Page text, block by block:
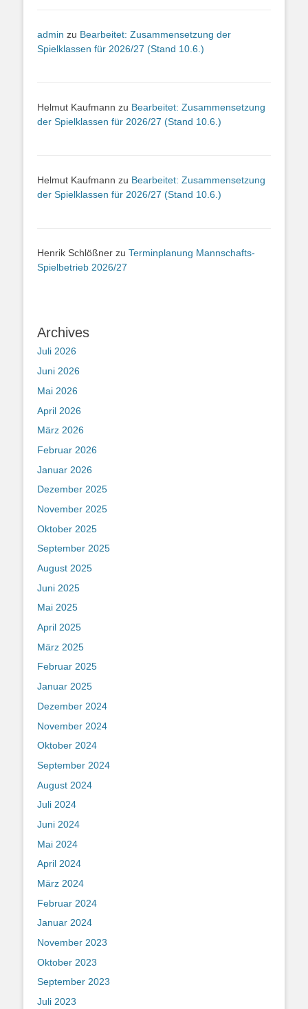
admin zu Bearbeitet: Zusammensetzung der
Spielklassen für 2026/27 (Stand 10.6.)
Helmut Kaufmann zu Bearbeitet: Zusammensetzung
der Spielklassen für 2026/27 (Stand 10.6.)
Helmut Kaufmann zu Bearbeitet: Zusammensetzung
der Spielklassen für 2026/27 (Stand 10.6.)
Henrik Schlößner zu Terminplanung Mannschafts-
Spielbetrieb 2026/27
Archives
Juli 2026
Juni 2026
Mai 2026
April 2026
März 2026
Februar 2026
Januar 2026
Dezember 2025
November 2025
Oktober 2025
September 2025
August 2025
Juni 2025
Mai 2025
April 2025
März 2025
Februar 2025
Januar 2025
Dezember 2024
November 2024
Oktober 2024
September 2024
August 2024
Juli 2024
Juni 2024
Mai 2024
April 2024
März 2024
Februar 2024
Januar 2024
November 2023
Oktober 2023
September 2023
Juli 2023